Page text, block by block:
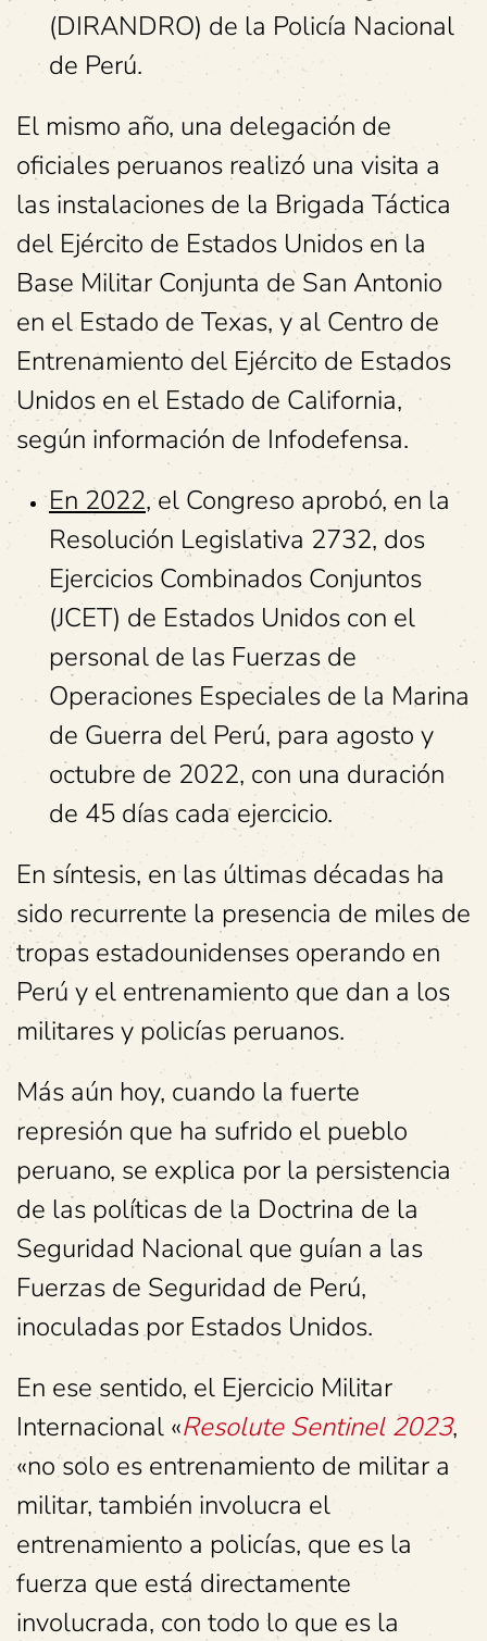
(DIRANDRO) de la Policía Nacional
de Perú.
El mismo año, una delegación de
oficiales peruanos realizó una visita a
las instalaciones de la Brigada Táctica
del Ejército de Estados Unidos en la
Base Militar Conjunta de San Antonio
en el Estado de Texas, y al Centro de
Entrenamiento del Ejército de Estados
Unidos en el Estado de California,
según información de Infodefensa.
En 2022, el Congreso aprobó, en la
Resolución Legislativa 2732, dos
Ejercicios Combinados Conjuntos
(JCET) de Estados Unidos con el
personal de las Fuerzas de
Operaciones Especiales de la Marina
de Guerra del Perú, para agosto y
octubre de 2022, con una duración
de 45 días cada ejercicio.
En síntesis, en las últimas décadas ha
sido recurrente la presencia de miles de
tropas estadounidenses operando en
Perú y el entrenamiento que dan a los
militares y policías peruanos.
Más aún hoy, cuando la fuerte
represión que ha sufrido el pueblo
peruano, se explica por la persistencia
de las políticas de la Doctrina de la
Seguridad Nacional que guían a las
Fuerzas de Seguridad de Perú,
inoculadas por Estados Unidos.
En ese sentido, el Ejercicio Militar
Internacional «Resolute Sentinel 2023,
«no solo es entrenamiento de militar a
militar, también involucra el
entrenamiento a policías, que es la
fuerza que está directamente
involucrada, con todo lo que es la